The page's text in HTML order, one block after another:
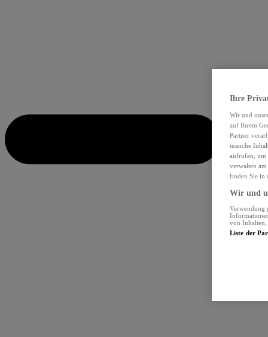
Ihre
Wir und
auf Ihrem
Partner
manche
aufrufen, um
verwalten
finden Sie in
Wir und
Verwendung
von Inhalten,
Liste der